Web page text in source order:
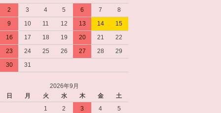
2
3 4 5 6 7
8
9
10 11 12 13 14
15
16
17 18 19 20 21
22
23
24 25 26 27 28
29
30
31
2026年9月
日
月 火 水 木 金
土
1
2 3 4
5